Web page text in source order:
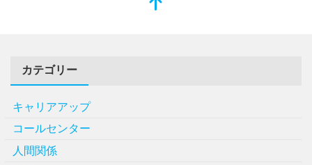
カテゴリー
キャリアアップ
コールセンター
人間関係